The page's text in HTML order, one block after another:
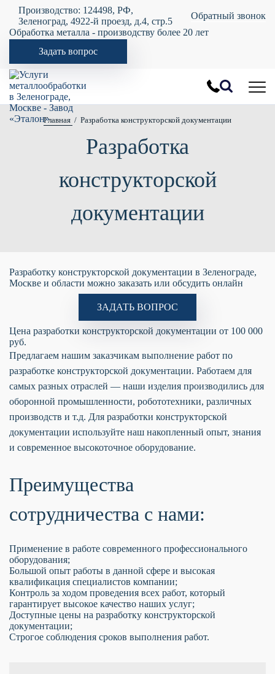
Производство: 124498, РФ,
Зеленоград, 4922-й проезд, д.4, стр.5
Обратный звонок
Обработка металла - производству более 20 лет
Задать вопрос
Главная Разработка конструкторской документации
Разработка
конструкторской
документации
Разработку конструкторской документации в Зеленограде,
Москве и области можно заказать или обсудить онлайн
ЗАДАТЬ ВОПРОС
Цена разработки конструкторской документации от 100 000
руб.
Предлагаем нашим заказчикам выполнение работ по
разработке конструкторской документации. Работаем для
самых разных отраслей — наши изделия производились для
оборонной промышленности, робототехники, различных
производств и т.д. Для разработки конструкторской
документации используйте наш накопленный опыт, знания
и современное высокоточное оборудование.
Преимущества
сотрудничества с нами:
Применение в работе современного профессионального
оборудования;
Большой опыт работы в данной сфере и высокая
квалификация специалистов компании;
Контроль за ходом проведения всех работ, который
гарантирует высокое качество наших услуг;
Доступные цены на разработку конструкторской
документации;
Строгое соблюдения сроков выполнения работ.